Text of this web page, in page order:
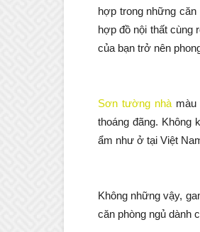
hợp trong những
hợp đồ nội thất cùng
của bạn trở nên
Sơn tường nhà
thoáng đãng. Không
ẩm như ở tại Việt
Không những vậy,
căn phòng ngủ dành